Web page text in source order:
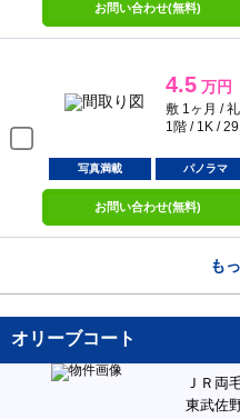
お問い合わせ(無料)
4.5 万円
敷 1ヶ月 / 礼
1階 / 1K /
写真満載 パノラマ
お問い合わせ(無料)
も
オリーブコート
ＪＲ両
東武佐